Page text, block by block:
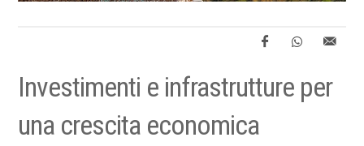
Investimenti e infrastrutture per
una crescita economica